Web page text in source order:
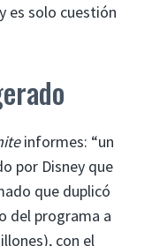
es solo cuestión
informes: “un
por Disney que
que duplicó
del programa a
con el